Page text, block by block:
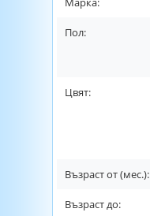
Пол:
Цвят:
Възраст от (мес.):
Възраст до: